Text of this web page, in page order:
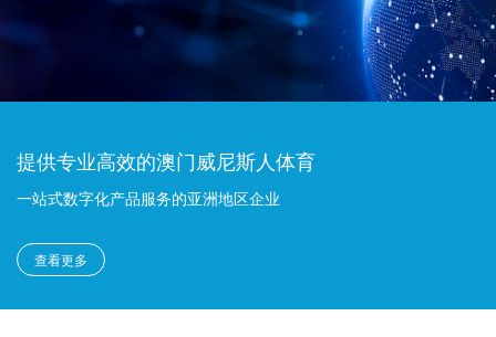
提供专业高效的澳门威尼斯人体育
一站式数字化产品服务的亚洲地区企业
查看更多